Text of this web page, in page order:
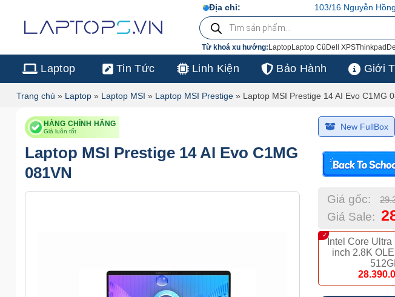
dung
Địa chỉ:103/16 Nguyễn Hồng Đào, P. 14, Q. Tân
Tìm
kiếm
sản
phẩm
Từ khoá xu hướng: LaptopLaptop Cũ Dell XPSThinkpad
Laptop Tin Tức Linh Kiện Bảo Hành Giới
Trang chủ » Laptop » Laptop MSI » Laptop MSI Prestige » Laptop MSI Prestige 14 AI Evo C1MG
HÀNG CHÍNH HÃNG
Giá luôn tốt
Laptop MSI Prestige 14 AI Evo C1MG
081VN
New FullBox
Giá gốc:
Giá Sale:
Intel Core Ultra
inch 2.8K